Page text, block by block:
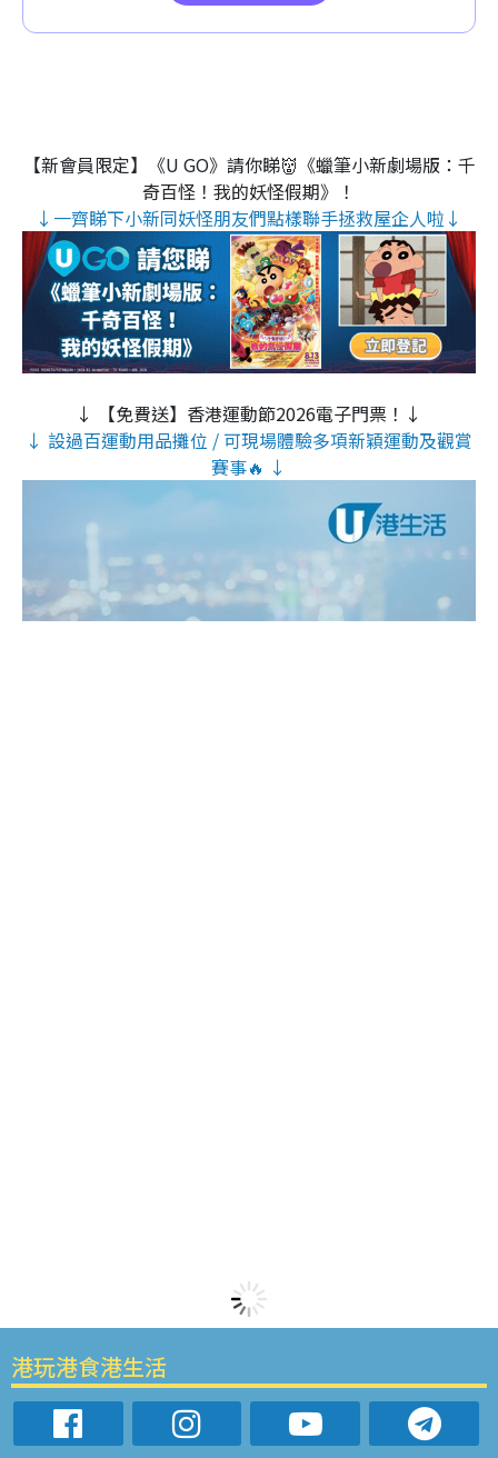
【新會員限定】《U GO》請你睇👹《蠟筆小新劇場版：千
奇百怪！我的妖怪假期》！
↓一齊睇下小新同妖怪朋友們點樣聯手拯救屋企人啦↓
↓ 【免費送】香港運動節2026電子門票！↓
↓ 設過百運動用品攤位 / 可現場體驗多項新穎運動及觀賞
賽事🔥 ↓
港玩港食港生活